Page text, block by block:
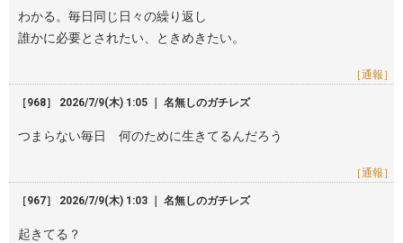
わかる。毎日同じ日々の繰り返し
誰かに必要とされたい、ときめきたい。
［通報］
［968］ 2026/7/9(木) 1:05 ｜ 名無しのガチレズ
つまらない毎日 何のために生きてるんだろう
［通報］
［967］ 2026/7/9(木) 1:03 ｜ 名無しのガチレズ
起きてる？